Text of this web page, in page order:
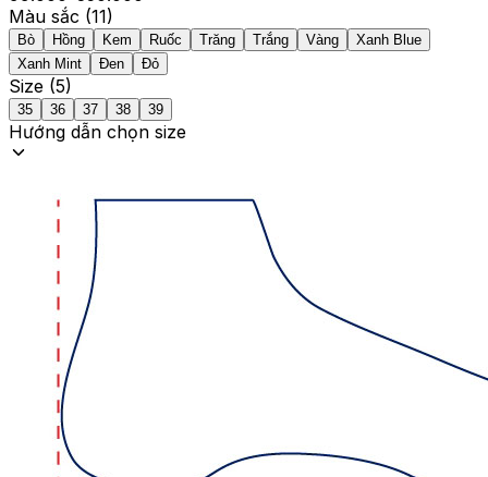
Màu sắc (11)
Bò Hồng Kem Ruốc Trăng Trắng Vàng
Xanh Blue
Xanh Mint
Đen Đỏ
Size (5)
35 36 37 38 39
Hướng dẫn chọn size